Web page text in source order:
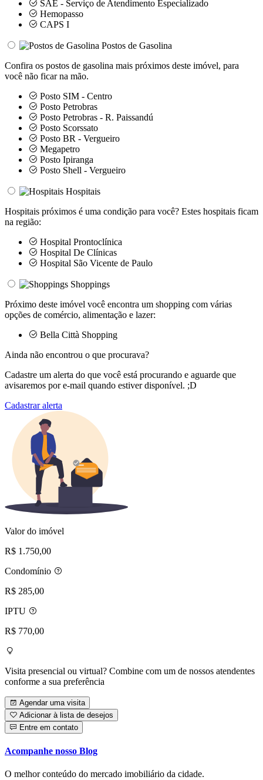
SAE - Serviço de Atendimento Especializado
Hemopasso
CAPS I
Postos de Gasolina
Confira os postos de gasolina mais próximos deste imóvel, para
você não ficar na mão.
Posto SIM - Centro
Posto Petrobras
Posto Petrobras - R. Paissandú
Posto Scorssato
Posto BR - Vergueiro
Megapetro
Posto Ipiranga
Posto Shell - Vergueiro
Hospitais
Hospitais próximos é uma condição para você? Estes hospitais ficam
na região:
Hospital Prontoclínica
Hospital De Clínicas
Hospital São Vicente de Paulo
Shoppings
Próximo deste imóvel você encontra um shopping com várias
opções de comércio, alimentação e lazer:
Bella Città Shopping
Ainda não encontrou o que procurava?
Cadastre um alerta do que você está procurando e aguarde que
avisaremos por e-mail quando estiver disponível. ;D
Cadastrar alerta
Valor do imóvel
R$ 1.750,00
Condomínio
R$ 285,00
IPTU
R$ 770,00
Visita presencial ou virtual? Combine com um de nossos atendentes
conforme a sua preferência
Agendar uma visita
Adicionar à lista de desejos
Entre em contato
Acompanhe nosso Blog
O melhor conteúdo do mercado imobiliário da cidade.